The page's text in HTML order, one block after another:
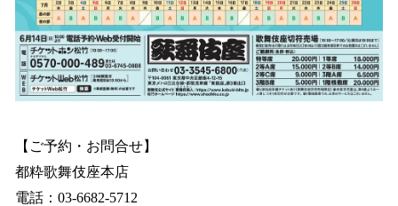
【ご予約・お問合せ】
都粋歌舞伎座本店
電話：03-6682-5712